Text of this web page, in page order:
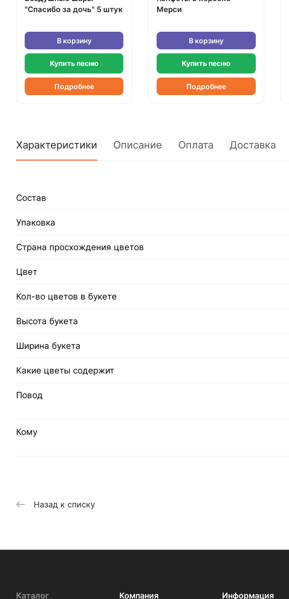
"Спасибо за дочь" 5 штук
В корзину
Купить песню
Подробнее
Мерси
В корзину
Купить песню
Подробнее
Характеристики Описание Оплата Доставка
Состав
Упаковка
Страна просхождения цветов
Цвет
Кол-во цветов в букете
Высота букета
Ширина букета
Какие цветы содержит
Повод
Кому
Назад к списку
Каталог Компания Информация